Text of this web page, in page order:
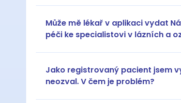
Může mě lékař v aplikaci vydat
péči ke specialistovi v lázních a
Jako registrovaný pacient jsem
neozval. V čem je problém?